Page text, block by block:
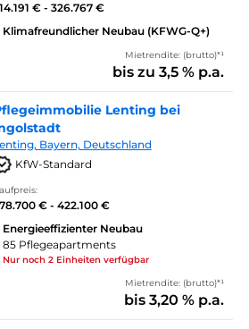
€ - 326.767 €
Klimafreundlicher Neubau (KFWG-Q+)
Mietrendite: (brutto)*¹
bis zu 3,5 % p.a.
Lenting bei
Bayern, Deutschland
KfW-Standard
€ - 422.100 €
Energieeffizienter Neubau
85 Pflegeapartments
Nur noch 2 Einheiten verfügbar
Mietrendite: (brutto)*¹
bis 3,20 % p.a.